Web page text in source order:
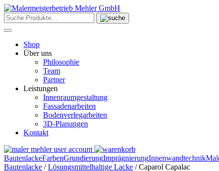
Skip
to
content
Shop
Über uns
Philosophie
Team
Partner
Leistungen
Innenraumgestaltung
Fassadenarbeiten
Bodenverlegarbeiten
3D-Planungen
Kontakt
BautenlackeFarbenGrundierungImprägnierungInnenwandtechnik
Bautenlacke /Lösungsmittelhaltige Lacke / Caparol Capalac